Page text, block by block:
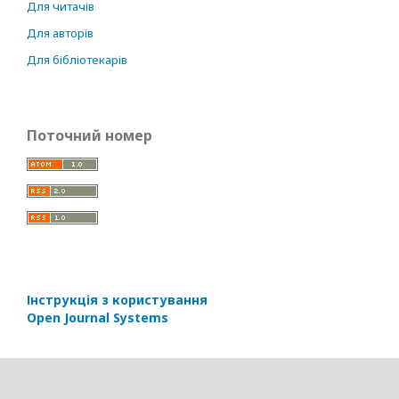
Для читачів
Для авторів
Для бібліотекарів
Поточний номер
Інструкція з користування
Open Journal Systems